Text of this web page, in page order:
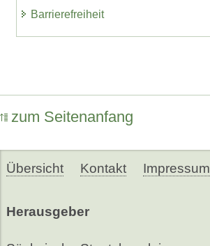
Barrierefreiheit
zum Seitenanfang
Übersicht Kontakt Impressum
Herausgeber